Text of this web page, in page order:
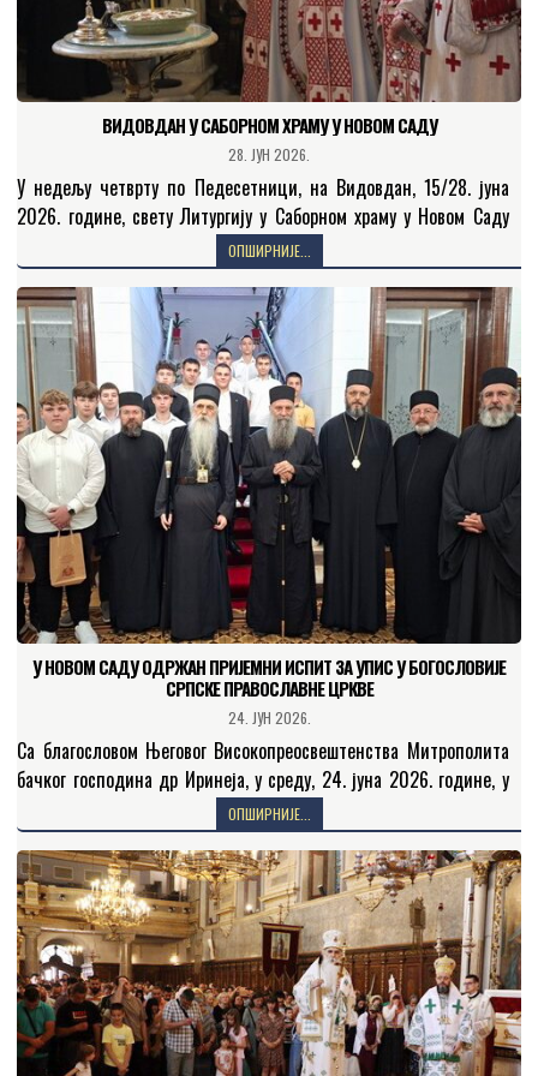
ВИДОВДАН У САБОРНОМ ХРАМУ У НОВОМ САДУ
28. ЈУН 2026.
У недељу четврту по Педесетници, на Видовдан, 15/28. јуна
2026. године, свету Литургију у Саборном храму у Новом Саду
служио је презвитер Бранко Батало уз…
ОПШИРНИЈЕ...
У НОВОМ САДУ ОДРЖАН ПРИЈЕМНИ ИСПИТ ЗА УПИС У БОГОСЛОВИЈЕ
СРПСКЕ ПРАВОСЛАВНЕ ЦРКВЕ
24. ЈУН 2026.
Са благословом Његовог Високопреосвештенства Митрополита
бачког господина др Иринеја, у среду, 24. јуна 2026. године, у
просторијама Црквене општине новосадске одржан је пријемни
испит за…
ОПШИРНИЈЕ...